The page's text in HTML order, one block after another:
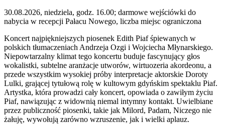
30.08.2026, niedziela, godz. 16.00; darmowe wejściówki do
nabycia w recepcji Pałacu Nowego, liczba miejsc ograniczona
Koncert najpiękniejszych piosenek Edith Piaf śpiewanych w
polskich tłumaczeniach Andrzeja Ozgi i Wojciecha Młynarskiego.
Niepowtarzalny klimat tego koncertu buduje fascynujący głos
wokalistki, subtelne aranżacje utworów, wirtuozeria akordeonu, a
przede wszystkim wysokiej próby interpretacje aktorskie Doroty
Lulki, grającej tytułową rolę w kultowym gdyńskim spektaklu Piaf.
Artystka, która prowadzi cały koncert, opowiada o zawiłym życiu
Piaf, nawiązując z widownią niemal intymny kontakt. Uwielbiane
przez publiczność piosenki, takie jak Milord, Padam, Niczego nie
żałuję, wywołują zarówno wzruszenie, jak i wielki aplauz.